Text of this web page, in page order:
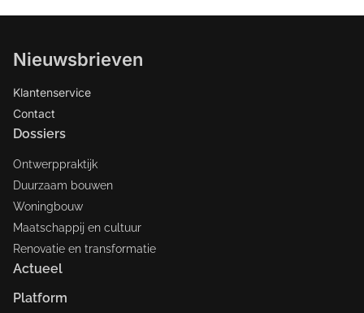
Nieuwsbrieven
Klantenservice
Contact
Dossiers
Ontwerppraktijk
Duurzaam bouwen
Woningbouw
Maatschappij en cultuur
Renovatie en transformatie
Actueel
Platform